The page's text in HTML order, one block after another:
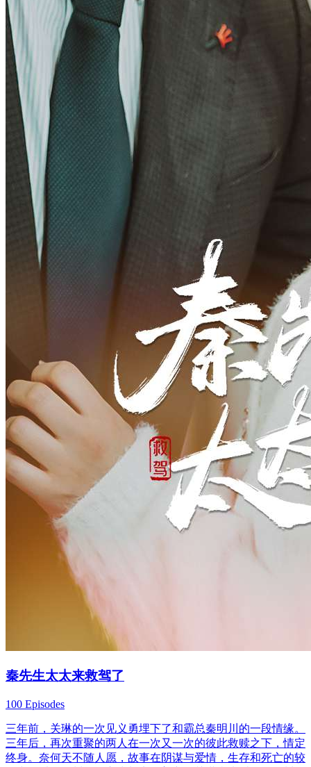
秦先生太太来救驾了
100 Episodes
三年前，关琳的一次见义勇埋下了和霸总秦明川的一段情缘。
三年后，再次重聚的两人在一次又一次的彼此救赎之下，情定
终身。奈何天不随人愿，故事在阴谋与爱情，生存和死亡的较